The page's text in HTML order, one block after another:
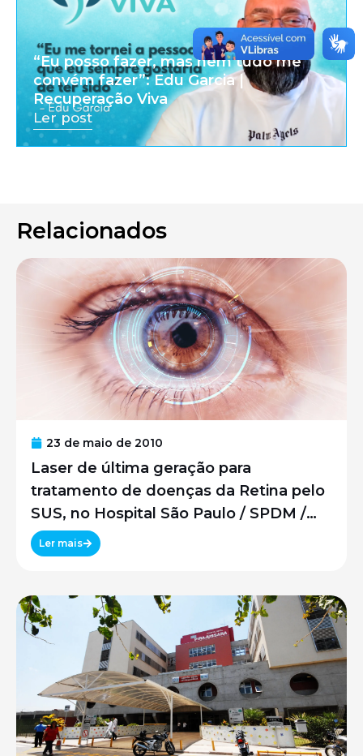
“Eu posso fazer, mas nem tudo me
convém fazer”: Edu Garcia |
Recuperação Viva
Ler post
Relacionados
23 de maio de 2010
Laser de última geração para
tratamento de doenças da Retina pelo
SUS, no Hospital São Paulo / SPDM /
UNIFESP
Ler mais